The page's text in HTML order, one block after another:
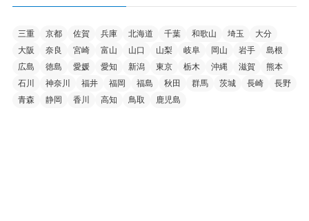
三重 京都 佐賀 兵庫 北海道 千葉 和歌山 埼玉
大分
大阪
奈良 宮崎 富山 山口 山梨 岐阜 岡山 岩手
島根
広島
徳島 愛媛 愛知 新潟 東京 栃木 沖縄 滋賀
熊本
石川
神奈川 福井 福岡 福島 秋田 群馬 茨城 長崎
長野
青森
静岡 香川 高知 鳥取 鹿児島